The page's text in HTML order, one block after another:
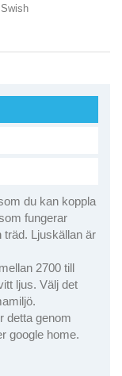
du kan koppla
fungerar
träd. Ljuskällan är
2700 till
ljus. Välj det
detta genom
google home.